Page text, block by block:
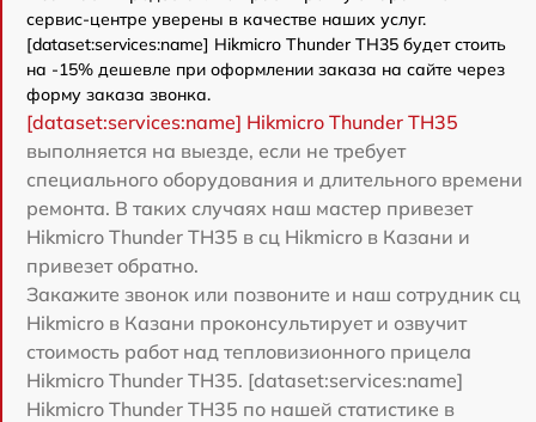
сервис-центре уверены в качестве наших услуг.
[dataset:services:name] Hikmicro Thunder TH35 будет стоить
на -15% дешевле при оформлении заказа на сайте через
форму заказа звонка.
[dataset:services:name] Hikmicro Thunder TH35
выполняется на выезде, если не требует
специального оборудования и длительного времени
ремонта. В таких случаях наш мастер привезет
Hikmicro Thunder TH35 в сц Hikmicro в Казани и
привезет обратно.
Закажите звонок или позвоните и наш сотрудник сц
Hikmicro в Казани проконсультирует и озвучит
стоимость работ над тепловизионного прицела
Hikmicro Thunder TH35. [dataset:services:name]
Hikmicro Thunder TH35 по нашей статистике в